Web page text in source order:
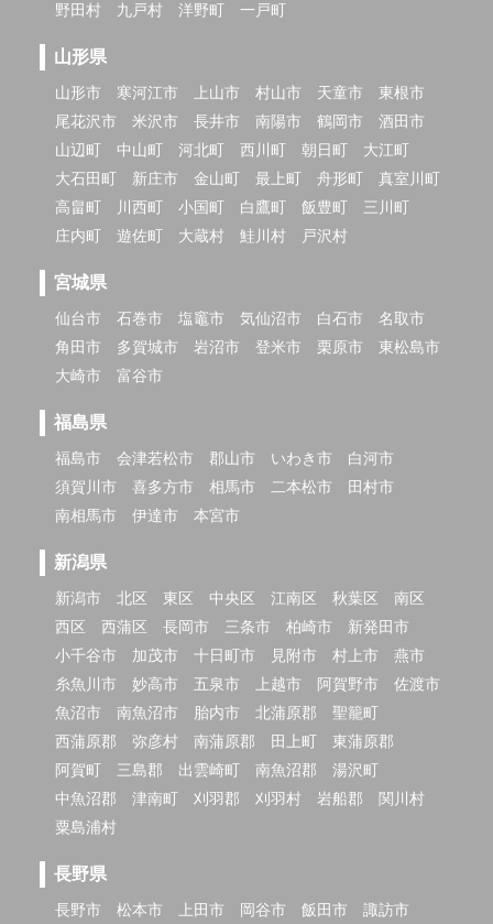
野田村
九戸村 洋野町 一戸町
山形県
山形市 寒河江市 上山市 村山市 天童市
東根市
尾花沢市
米沢市 長井市 南陽市 鶴岡市
酒田市
山辺町
中山町 河北町 西川町 朝日町
大江町
大石田町
新庄市 金山町 最上町 舟形町
真室川町
高畠町
川西町 小国町 白鷹町 飯豊町
三川町
庄内町
遊佐町 大蔵村 鮭川村 戸沢村
宮城県
仙台市 石巻市 塩竈市 気仙沼市 白石市
名取市
角田市
多賀城市 岩沼市 登米市 栗原市
東松島市
大崎市
富谷市
福島県
福島市 会津若松市 郡山市 いわき市
白河市
須賀川市
喜多方市 相馬市 二本松市
田村市
南相馬市
伊達市 本宮市
新潟県
新潟市 北区 東区 中央区 江南区 秋葉区
南区
西区
西蒲区 長岡市 三条市 柏崎市
新発田市
小千谷市
加茂市 十日町市 見附市 村上市
燕市
糸魚川市
妙高市 五泉市 上越市 阿賀野市
佐渡市
魚沼市
南魚沼市 胎内市 北蒲原郡
聖籠町
西蒲原郡
弥彦村 南蒲原郡 田上町
東蒲原郡
阿賀町
三島郡 出雲崎町 南魚沼郡
湯沢町
中魚沼郡
津南町 刈羽郡 刈羽村 岩船郡
関川村
粟島浦村
長野県
長野市 松本市 上田市 岡谷市 飯田市
諏訪市